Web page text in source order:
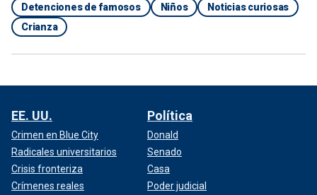
Detenciones de famosos Niños
Noticias curiosas
Crianza
EE. UU.
Crimen en Blue City
Radicales universitarios
Crisis fronteriza
Crímenes reales
Política
Donald
Senado
Casa
Poder judicial